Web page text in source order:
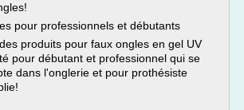
pour professionnels et débutants
produits pour faux ongles en gel UV
pour débutant et professionnel qui se
dans l'onglerie et pour prothésiste